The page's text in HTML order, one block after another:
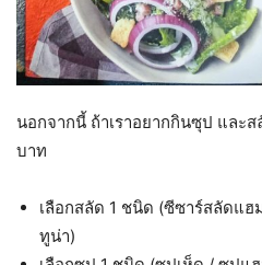
นอกจากนี้ ถ้าเราอยากกินซุป และส
บาท
เลือกสลัด 1 ชนิด (ซีซาร์สลัดแ
ทูน่า)